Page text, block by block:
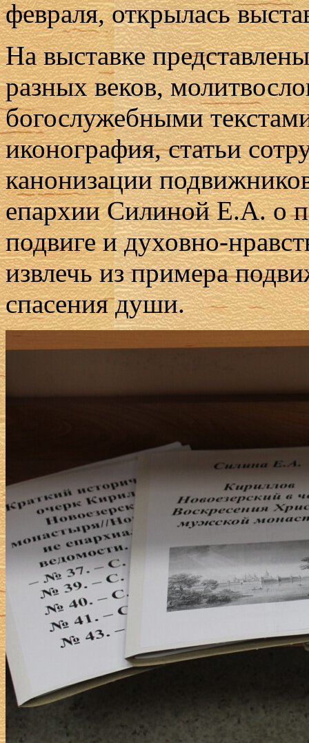
февраля, открылась
На выставке
разных веков,
богослужебными
иконография, статьи
канонизации
епархии Силиной Е.А. о
подвиге и духовно-
извлечь из примера
спасения души.